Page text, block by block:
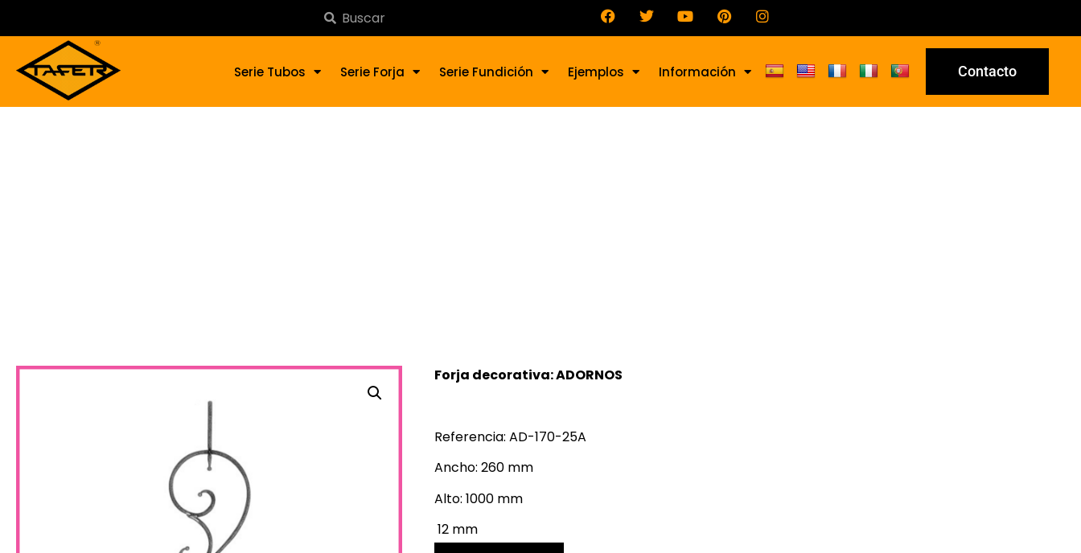
Serie Tubos Serie Forja Serie Fundición Ejemplos Información Contacto
Forja decorativa: ADORNOS
Referencia: AD-170-25A
Ancho: 260 mm
Alto: 1000 mm
12 mm